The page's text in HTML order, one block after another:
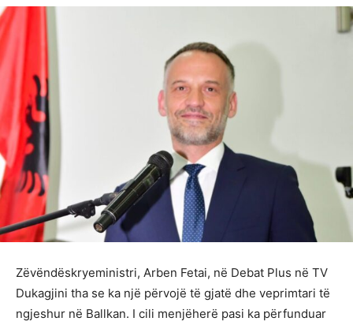
Zëvëndëskryeministri, Arben Fetai, në Debat Plus në TV
Dukagjini tha se ka një përvojë të gjatë dhe veprimtari të
ngjeshur në Ballkan. I cili menjëherë pasi ka përfunduar